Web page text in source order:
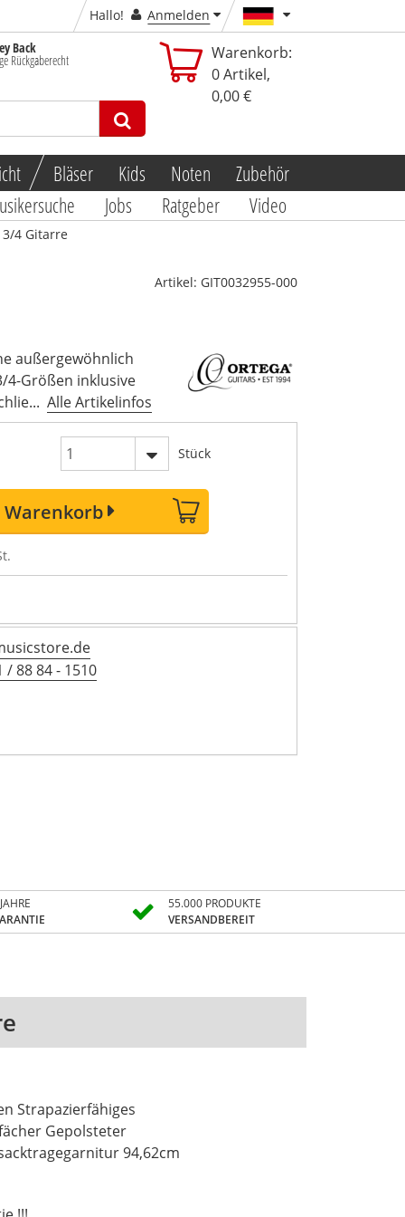
Hallo!
Anmelden
Back
Rückgaberecht
Warenkorb:
0 Artikel,
0,00 €
Bläser Kids Noten
Zubehör
Jobs Ratgeber Video
4 Gitarre
Artikel: GIT0032955-000
außergewöhnlich
Größen inklusive
Alle Artikelinfos
Stück
Warenkorb
/ 88 84 - 1510
55.000 PRODUKTE
VERSANDBEREIT
Strapazierfähiges
Gepolsteter
94,62cm